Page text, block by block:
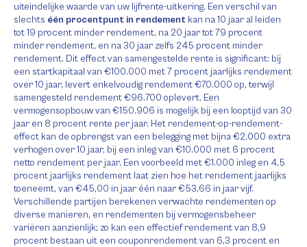
uiteindelijke waarde van uw lijfrente-uitkering. Een verschil van
slechts één procentpunt in rendement kan na 10 jaar al leiden
tot 19 procent minder rendement, na 20 jaar tot 79 procent
minder rendement, en na 30 jaar zelfs 245 procent minder
rendement. Dit effect van samengestelde rente is significant: bij
een startkapitaal van €100.000 met 7 procent jaarlijks rendement
over 10 jaar, levert enkelvoudig rendement €70.000 op, terwijl
samengesteld rendement €96.700 oplevert. Een
vermogensopbouw van €150.906 is mogelijk bij een looptijd van 30
jaar en 8 procent rente per jaar. Het rendement-op-rendement-
effect kan de opbrengst van een belegging met bijna €2.000 extra
verhogen over 10 jaar, bij een inleg van €10.000 met 6 procent
netto rendement per jaar. Een voorbeeld met €1.000 inleg en 4,5
procent jaarlijks rendement laat zien hoe het rendement jaarlijks
toeneemt, van €45,00 in jaar één naar €53,66 in jaar vijf.
Verschillende partijen berekenen verwachte rendementen op
diverse manieren, en rendementen bij vermogensbeheer
variëren aanzienlijk; zo kan een effectief rendement van 8,9
procent bestaan uit een couponrendement van 6,3 procent en